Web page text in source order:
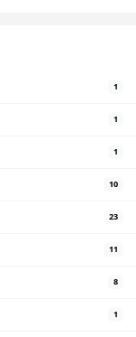
1
1
1
10
23
11
8
1